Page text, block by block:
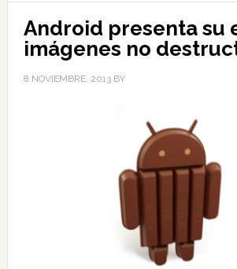
Android presenta su
imágenes no
8 NOVIEMBRE, 2013BY